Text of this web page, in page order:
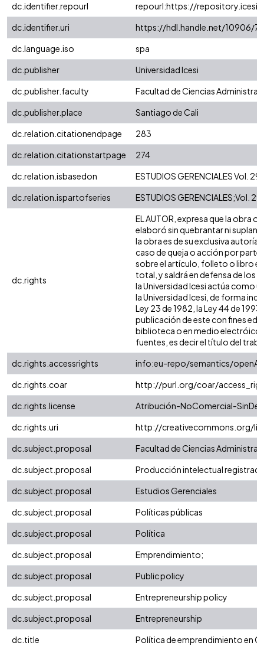
dc.identifier.repourl
repourl:https://
dc.identifier.uri
https://hdl.handle.net/10906/
dc.language.iso
spa
dc.publisher
Universidad Icesi
dc.publisher.faculty
Facultad de Ciencias
dc.publisher.place
Santiago de Cali
dc.relation.citationendpage
283
dc.relation.citationstartpage
274
dc.relation.isbasedon
ESTUDIOS GERENCIALES Vol.
dc.relation.ispartofseries
ESTUDIOS GERENCIALES;Vol.
dc.rights
EL AUTOR, expresa que la obra
elaboró sin quebrantar ni
la obra es de su exclusiva autoría
caso de queja o acción por
sobre el artículo, folleto o libro
total, y saldrá en defensa de los
la Universidad Icesi actúa como
la Universidad Icesi, de forma
Ley 23 de 1982, la Ley 44 de
publicación de este con fines
biblioteca o en medio electróico
fuentes, es decir el título del
dc.rights.accessrights
info:eu-repo/semantics/
dc.rights.coar
http://purl.org/coar/
dc.rights.license
Atribución-NoComercial-
dc.rights.uri
http://creativecommons.org/
dc.subject.proposal
Facultad de Ciencias
dc.subject.proposal
Producción intelectual
dc.subject.proposal
Estudios Gerenciales
dc.subject.proposal
Políticas públicas
dc.subject.proposal
Política
dc.subject.proposal
Emprendimiento;
dc.subject.proposal
Public policy
dc.subject.proposal
Entrepreneurship policy
dc.subject.proposal
Entrepreneurship
dc.title
Política de emprendimiento en